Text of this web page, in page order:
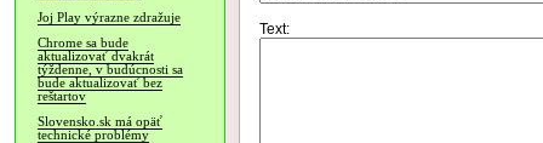
Joj Play výrazne zdražuje
Chrome sa bude
aktualizovať dvakrát
týždenne, v budúcnosti sa
bude aktualizovať bez
reštartov
Slovensko.sk má opäť
technické problémy
Text: